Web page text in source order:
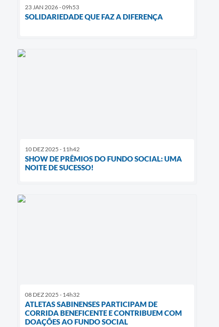
23 JAN 2026 - 09h53
SOLIDARIEDADE QUE FAZ A DIFERENÇA
10 DEZ 2025 - 11h42
SHOW DE PRÊMIOS DO FUNDO SOCIAL: UMA
NOITE DE SUCESSO!
08 DEZ 2025 - 14h32
ATLETAS SABINENSES PARTICIPAM DE
CORRIDA BENEFICENTE E CONTRIBUEM COM
DOAÇÕES AO FUNDO SOCIAL